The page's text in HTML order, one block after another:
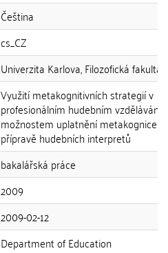
Čeština
cs_CZ
Univerzita Karlova, Filozofická fakulta
Využití metakognitivních strategií v
profesionálním hudebním vzdělávání:
možnostem uplatnění metakognice
přípravě hudebních interpretů
bakalářská práce
2009
2009-02-12
Department of Education